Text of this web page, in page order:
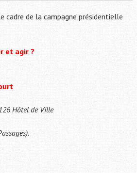
cadre de la campagne présidentielle
et agir ?
Hôtel de Ville